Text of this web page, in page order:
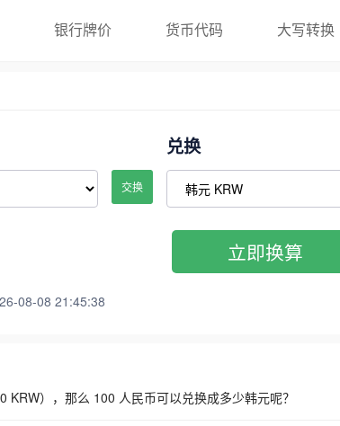
银行牌价 货币代码 大写转换
交换
兑换
08-08 21:45:38
立即换算
），那么 100 人民币可以兑换成多少韩元呢？